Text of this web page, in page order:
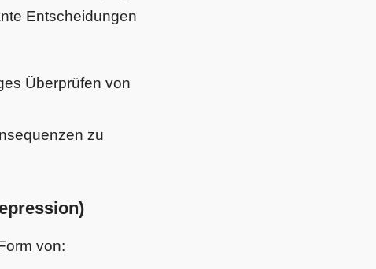
Entscheidungen
Überprüfen von
zu
von: